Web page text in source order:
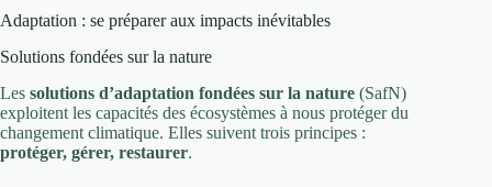
Adaptation : se préparer aux impacts inévitables
Solutions fondées sur la nature
Les solutions d’adaptation fondées sur la nature (SafN)
exploitent les capacités des écosystèmes à nous protéger du
changement climatique. Elles suivent trois principes :
protéger, gérer, restaurer.